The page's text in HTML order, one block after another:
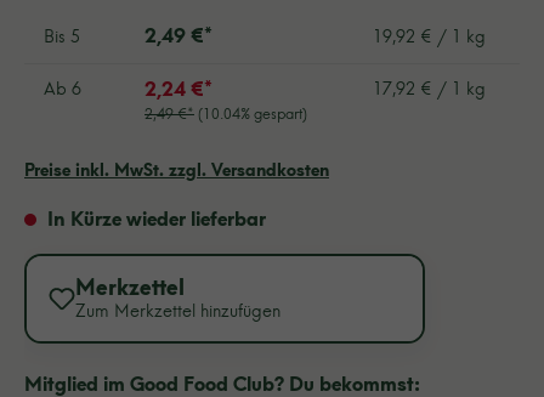
Bis 5 2,49 €* 19,92 € / 1 kg
Ab 6 2,24 €*
2,49 €* (10.04% gespart)
17,92 € / 1 kg
Preise inkl. MwSt. zzgl. Versandkosten
In Kürze wieder lieferbar
Merkzettel
Zum Merkzettel hinzufügen
Mitglied im Good Food Club? Du bekommst: